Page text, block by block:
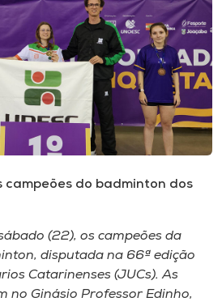
campeões do badminton dos
(22), os campeões da
disputada na 66ª edição
Catarinenses (JUCs). As
no Ginásio Professor Edinho,